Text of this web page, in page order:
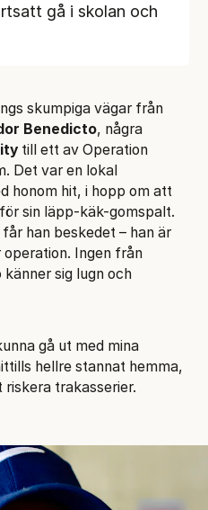
gå i skolan och
skumpiga vägar från
Benedicto, några
till ett av Operation
Det var en lokal
honom hit, i hopp om att
sin läpp-käk-gomspalt.
han beskedet – han är
Ingen från
sig lugn och
gå ut med mina
hellre stannat hemma,
trakasserier.